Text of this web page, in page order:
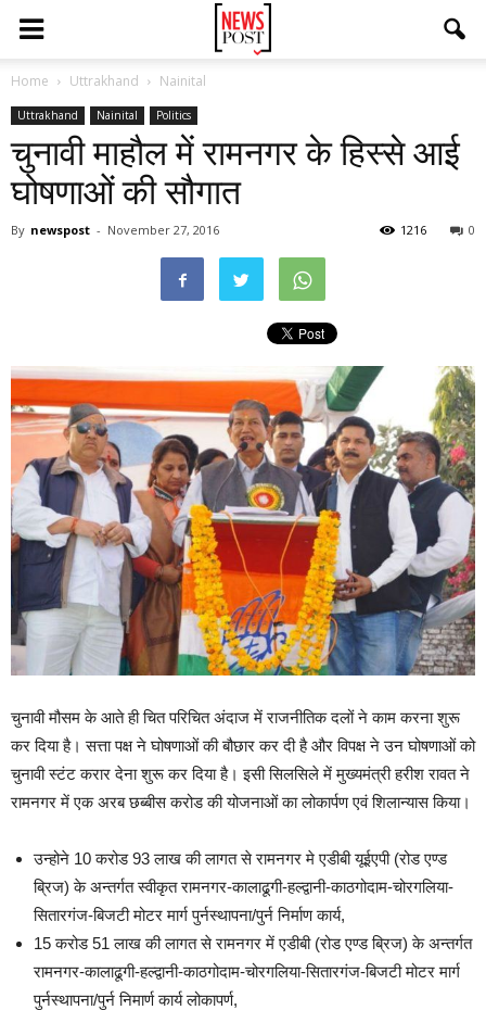
Home Uttrakhand Nainital
Uttrakhand Nainital Politics
चुनावी माहौल में रामनगर के हिस्से आई
घोषणाओं की सौगात
By newspost - November 27, 2016 0
1216
चुनावी मौसम के आते ही चित परिचित अंदाज में राजनीतिक दलों ने काम करना शुरू
कर दिया है। सत्ता पक्ष ने घोषणाओं की बौछार कर दी है और विपक्ष ने उन घोषणाओं को
चुनावी स्टंट करार देना शुरू कर दिया है। इसी सिलसिले मेंमुख्यमंत्री हरीश रावत ने
रामनगर में एक अरब छब्बीस करोड की योजनाओं का लोकार्पण एवं शिलान्यास किया।
उन्होने 10 करोड 93 लाख की लागत से रामनगर मे एडीबी यूईएपी (रोड एण्ड
ब्रिज) के अन्तर्गत स्वीकृत रामनगर-कालाढूगी-हल्द्वानी-काठगोदाम-चोरगलिया-
सितारगंज-बिजटी मोटर मार्ग पुर्नस्थापना/पुर्न निर्माण कार्य,
15 करोड 51 लाख की लागत से रामनगर में एडीबी (रोड एण्ड ब्रिज) के अन्तर्गत
रामनगर-कालाढूगी-हल्द्वानी-काठगोदाम-चोरगलिया-सितारगंज-बिजटी मोटर मार्ग
पुर्नस्थापना/पुर्न निमार्ण कार्य लोकापर्ण,